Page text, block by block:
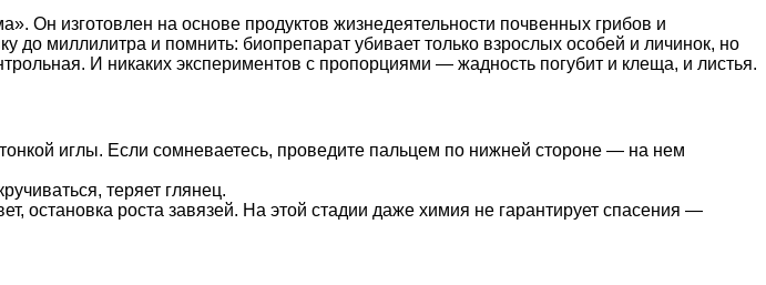
Он изготовлен на основе продуктов жизнедеятельности почвенных грибов и
до миллилитра и помнить: биопрепарат убивает только взрослых особей и личинок, но
И никаких экспериментов с пропорциями — жадность погубит и клеща, и листья.
иглы. Если сомневаетесь, проведите пальцем по нижней стороне — на нем
теряет глянец.
остановка роста завязей. На этой стадии даже химия не гарантирует спасения —